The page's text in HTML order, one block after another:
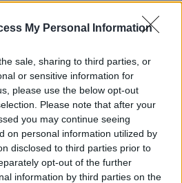
My Personal Information
sale, sharing to third parties, or
or sensitive information for
please use the below opt-out
Please note that after your
you may continue seeing
on personal information utilized by
disclosed to third parties prior to
opt-out of the further
information by third parties on the